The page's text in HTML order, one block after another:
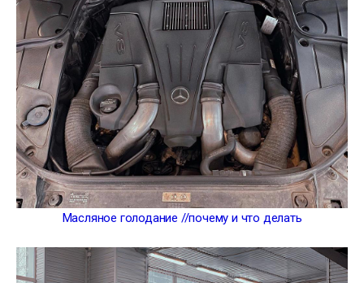
Масляное голодание //почему и что делать